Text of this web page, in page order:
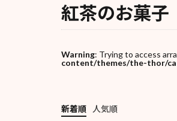
紅茶のお菓子
Warning: Trying to access
content/themes/the-thor/
新着順 人気順